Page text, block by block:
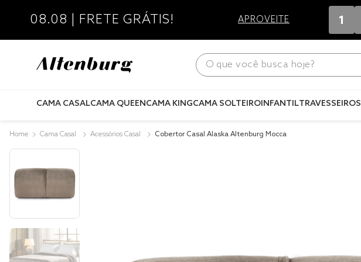
08.08 | FRETE GRÁTIS! APROVEITE 1
O que você busca hoje?
CAMA CASALCAMA QUEENCAMA KINGCAMA SOLTEIROINFANTILTRAVESSEIROS
Cama Casal Acessórios Casal Cobertor Casal Alaska Altenburg Mocca